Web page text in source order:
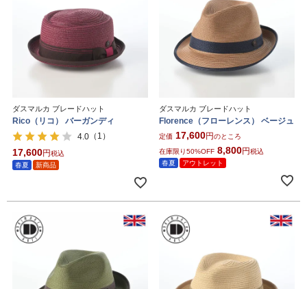
ダスマルカ ブレードハット
Rico（リコ） バーガンディ
4.0 （1）
17,600
税込
春夏
新商品
ダスマルカ ブレードハット
Florence（フローレンス） ベージュ
定価 17,600
のところ
在庫限り50%OFF 8,800
税込
春夏
アウトレット